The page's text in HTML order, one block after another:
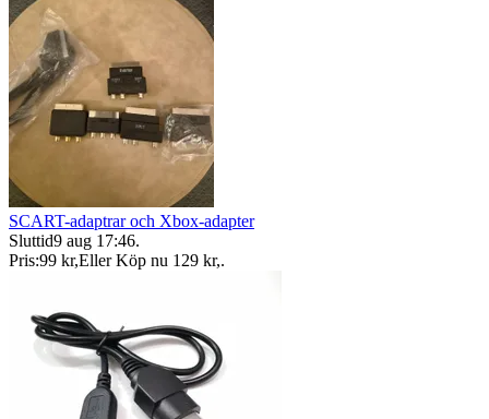
SCART-adaptrar och Xbox-adapter
Sluttid9 aug 17:46.
Pris:99 kr,Eller Köp nu 129 kr,.